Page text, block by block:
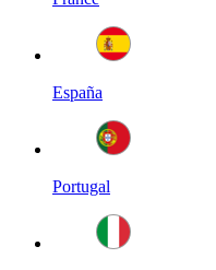
España
Portugal